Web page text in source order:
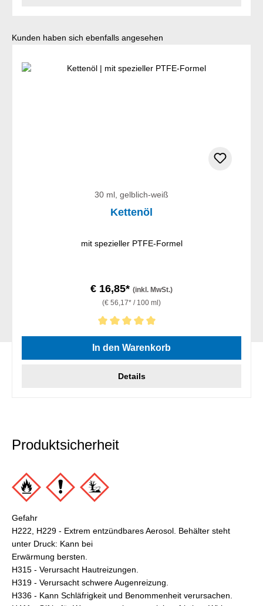
Produktgalerie überspringen
Kunden haben sich ebenfalls angesehen
30 ml, gelblich-weiß
Kettenöl
mit spezieller PTFE-Formel
€ 16,85* (inkl. MwSt.)
(€ 56,17* / 100 ml)
Durchschnittliche Bewertung von 5 von 5 Sternen
In den Warenkorb
Details
Produktsicherheit
Gefahr
H222, H229 - Extrem entzündbares Aerosol. Behälter steht
unter Druck: Kann bei
Erwärmung bersten.
H315 - Verursacht Hautreizungen.
H319 - Verursacht schwere Augenreizung.
H336 - Kann Schläfrigkeit und Benommenheit verursachen.